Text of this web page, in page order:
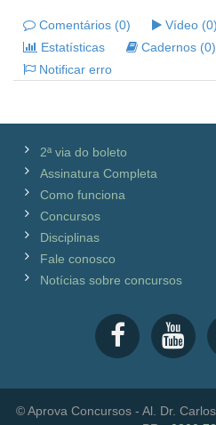
Comentários (0) Vídeo (0)
Estatísticas
Cadernos (0)
Notificar erro
2ª via do boleto
Assinatura Completa
Como funciona
Concursos
Disciplinas
Fale conosco
Notícias sobre concursos
© Aprova Concursos - Al. Dr.